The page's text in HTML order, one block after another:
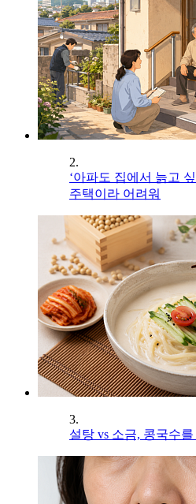
2.
‘아파도 집에서 늙고
주택이라 어려워
3.
설탕 vs 소금, 콩국수